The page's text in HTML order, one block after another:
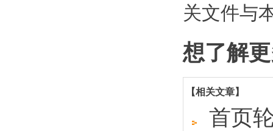
关文件与
想了解
【相关文章】
首页